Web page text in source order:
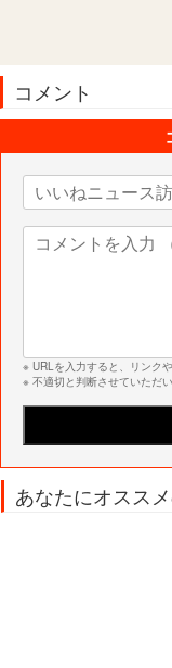
コメント
※ URLを入力すると、リンク
※ 不適切と判断させていただ
あなたにオスス